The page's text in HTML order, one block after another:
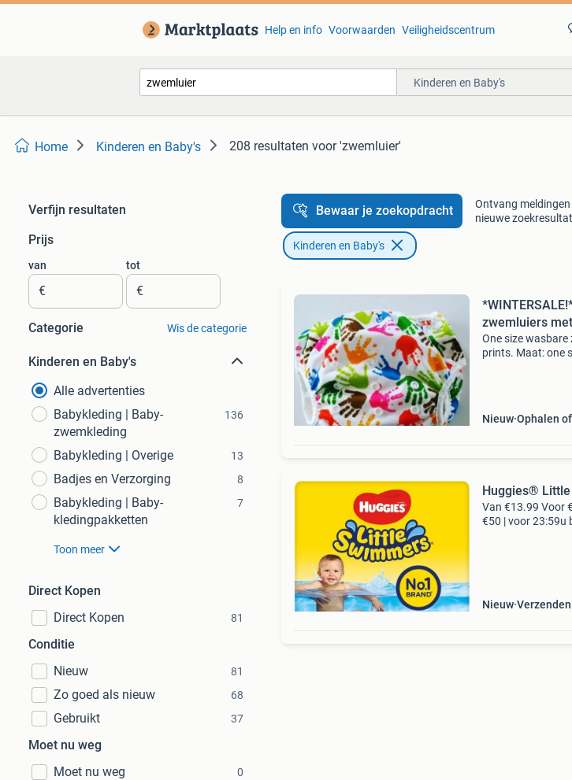
Help en info Voorwaarden Veiligheidscentrum
Kinderen en Baby's
Home Kinderen en Baby's 208 resultaten voor 'zwemluier'
Verfijn resultaten
Prijs
van
€
tot
€
Categorie Wis de categorie
Kinderen en Baby's
Alle advertenties
Babykleding | Baby-
zwemkleding
136
Babykleding | Overige 13
Badjes en Verzorging 8
Babykleding | Baby-
kledingpakketten
7
Toon meer
Direct Kopen
Direct Kopen
81
Conditie
Nieuw
81
Zo goed als nieuw 68
Gebruikt 37
Moet nu weg
Moet nu weg
0
Bewaar je zoekopdracht
Ontvang meldingen
nieuwe
Kinderen en Baby's
zwemluiers
One size wasbare
prints. Maat: one
Nieuw Ophalen
Huggies®
Van €13.99 Voor
€50 | voor 23:59u
Nieuw Verzenden